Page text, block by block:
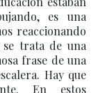
es una
reaccionando
se trata de una
frase de una
Hay que
En estos